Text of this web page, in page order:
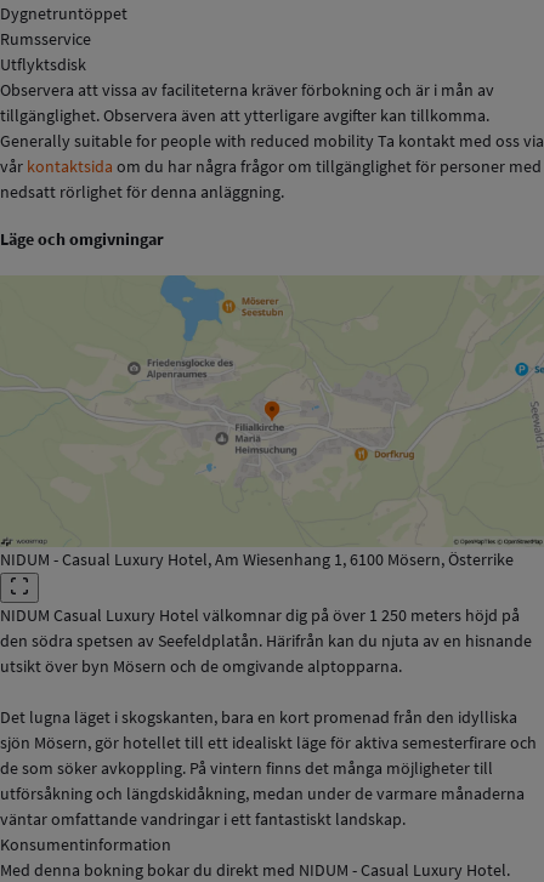
Dygnetruntöppet
Rumsservice
Utflyktsdisk
Observera att vissa av faciliteterna kräver förbokning och är i mån av
tillgänglighet. Observera även att ytterligare avgifter kan tillkomma.
Generally suitable for people with reduced mobility Ta kontakt med oss via
vår kontaktsida om du har några frågor om tillgänglighet för personer med
nedsatt rörlighet för denna anläggning.
Läge och omgivningar
NIDUM - Casual Luxury Hotel, Am Wiesenhang 1, 6100 Mösern, Österrike
NIDUM Casual Luxury Hotel välkomnar dig på över 1 250 meters höjd på
den södra spetsen av Seefeldplatån. Härifrån kan du njuta av en hisnande
utsikt över byn Mösern och de omgivande alptopparna.
Det lugna läget i skogskanten, bara en kort promenad från den idylliska
sjön Mösern, gör hotellet till ett idealiskt läge för aktiva semesterfirare och
de som söker avkoppling. På vintern finns det många möjligheter till
utförsåkning och längdskidåkning, medan under de varmare månaderna
väntar omfattande vandringar i ett fantastiskt landskap.
Konsumentinformation
Med denna bokning bokar du direkt med NIDUM - Casual Luxury Hotel.